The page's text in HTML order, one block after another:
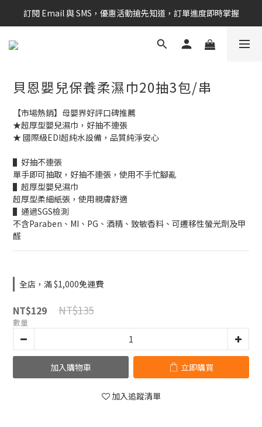
新會員享$100購物金 現在立即加入！
訂閱 Email 與 SMS，優惠活動搶先知道，訂單進度即時掌握
新會員享$100購物金 現在立即加入！
貝恩嬰兒保養柔濕巾20抽3包/串
【市場熱銷】母嬰界好評口碑推薦
★超厚型嬰兒濕巾，好抽不連張
★ 國際級EDI超純水設備，品質純淨安心
▌好抽不連張
單手即可抽取，好抽不連張，使用不手忙腳亂
▌超厚型嬰兒濕巾
超厚型柔細紙張，使用親膚舒適
▌通過SGS檢測
不含Paraben、MI、PG、酒精、致敏香料、可遷移性螢光劑及甲
醛
全店，滿 $1,000免運費
NT$129 NT$135
數量
加入購物車 立即購買
加入追蹤清單